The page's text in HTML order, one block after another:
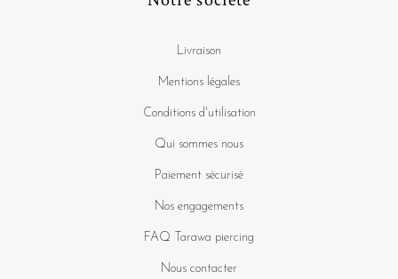
Livraison
Mentions légales
Conditions d'utilisation
Qui sommes nous
Paiement sécurisé
Nos engagements
FAQ Tarawa piercing
Nous contacter